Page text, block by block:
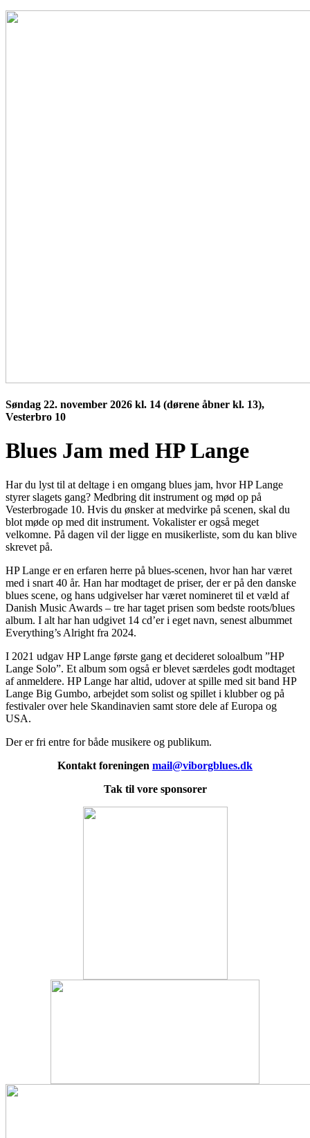
Søndag 22. november 2026 kl. 14 (dørene åbner kl. 13),
Vesterbro 10
Blues Jam med HP Lange
Har du lyst til at deltage i en omgang blues jam, hvor HP Lange
styrer slagets gang? Medbring dit instrument og mød op på
Vesterbrogade 10. Hvis du ønsker at medvirke på scenen, skal du
blot møde op med dit instrument. Vokalister er også meget
velkomne. På dagen vil der ligge en musikerliste, som du kan blive
skrevet på.
HP Lange er en erfaren herre på blues-scenen, hvor han har været
med i snart 40 år. Han har modtaget de priser, der er på den danske
blues scene, og hans udgivelser har været nomineret til et væld af
Danish Music Awards – tre har taget prisen som bedste roots/blues
album. I alt har han udgivet 14 cd’er i eget navn, senest albummet
Everything’s Alright fra 2024.
I 2021 udgav HP Lange første gang et decideret soloalbum ”HP
Lange Solo”. Et album som også er blevet særdeles godt modtaget
af anmeldere. HP Lange har altid, udover at spille med sit band HP
Lange Big Gumbo, arbejdet som solist og spillet i klubber og på
festivaler over hele Skandinavien samt store dele af Europa og
USA.
Der er fri entre for både musikere og publikum.
Kontakt foreningen mail@viborgblues.dk
Tak til vore sponsorer